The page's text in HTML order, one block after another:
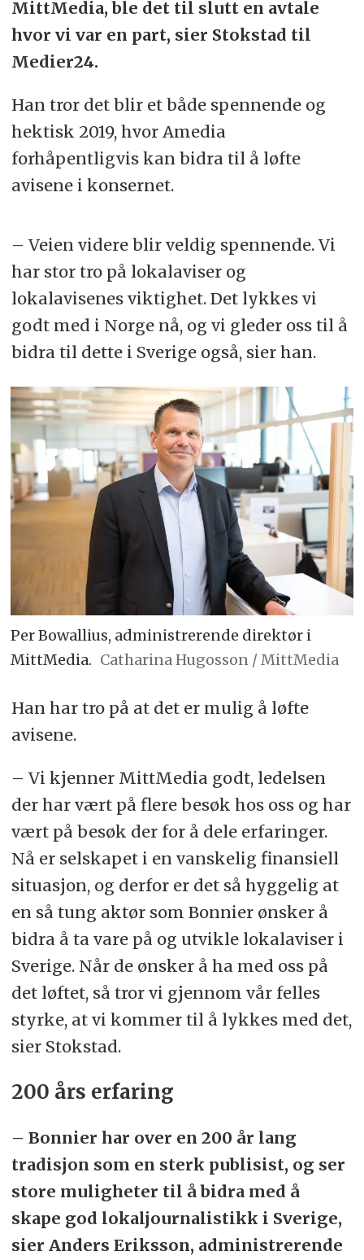
MittMedia, ble det til slutt en avtale
hvor vi var en part, sier Stokstad til
Medier24.
Han tror det blir et både spennende og
hektisk 2019, hvor Amedia
forhåpentligvis kan bidra til å løfte
avisene i konsernet.
– Veien videre blir veldig spennende. Vi
har stor tro på lokalaviser og
lokalavisenes viktighet. Det lykkes vi
godt med i Norge nå, og vi gleder oss til å
bidra til dette i Sverige også, sier han.
Per Bowallius, administrerende direktør i
MittMedia. Catharina Hugosson / MittMedia
Han har tro på at det er mulig å løfte
avisene.
– Vi kjenner MittMedia godt, ledelsen
der har vært på flere besøk hos oss og har
vært på besøk der for å dele erfaringer.
Nå er selskapet i en vanskelig finansiell
situasjon, og derfor er det så hyggelig at
en så tung aktør som Bonnier ønsker å
bidra å ta vare på og utvikle lokalaviser i
Sverige. Når de ønsker å ha med oss på
det løftet, så tror vi gjennom vår felles
styrke, at vi kommer til å lykkes med det,
sier Stokstad.
200 års erfaring
– Bonnier har over en 200 år lang
tradisjon som en sterk publisist, og ser
store muligheter til å bidra med å
skape god lokaljournalistikk i Sverige,
sier Anders Eriksson, administrerende